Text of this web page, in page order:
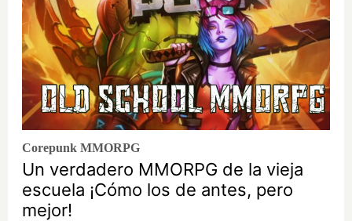
Corepunk MMORPG
Un verdadero MMORPG de la vieja
escuela ¡Cómo los de antes, pero
mejor!